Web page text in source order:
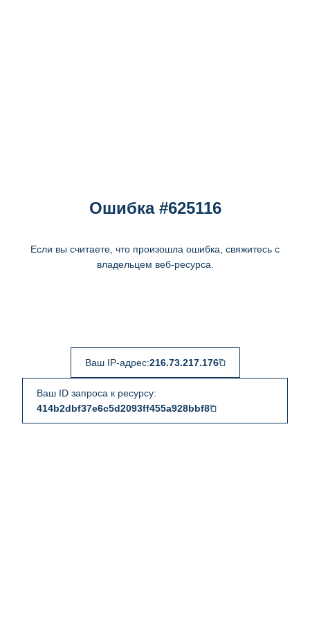
Ошибка #625116
Если вы считаете, что произошла ошибка, свяжитесь с
владельцем веб-ресурса.
Ваш IP-адрес:216.73.217.176
Ваш ID запроса к ресурсу:
414b2dbf37e6c5d2093ff455a928bbf8